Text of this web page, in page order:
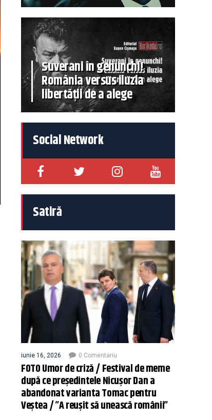
Suverani în genunchi!
România versus iluzia
libertății de a alege
Social Network
Satiră
iunie 16, 2026 0 Comentariu
FOTO Umor de criză / Festival de meme
după ce președintele Nicușor Dan a
abandonat varianta Tomac pentru
Veștea / ”A reușit să unească românii”